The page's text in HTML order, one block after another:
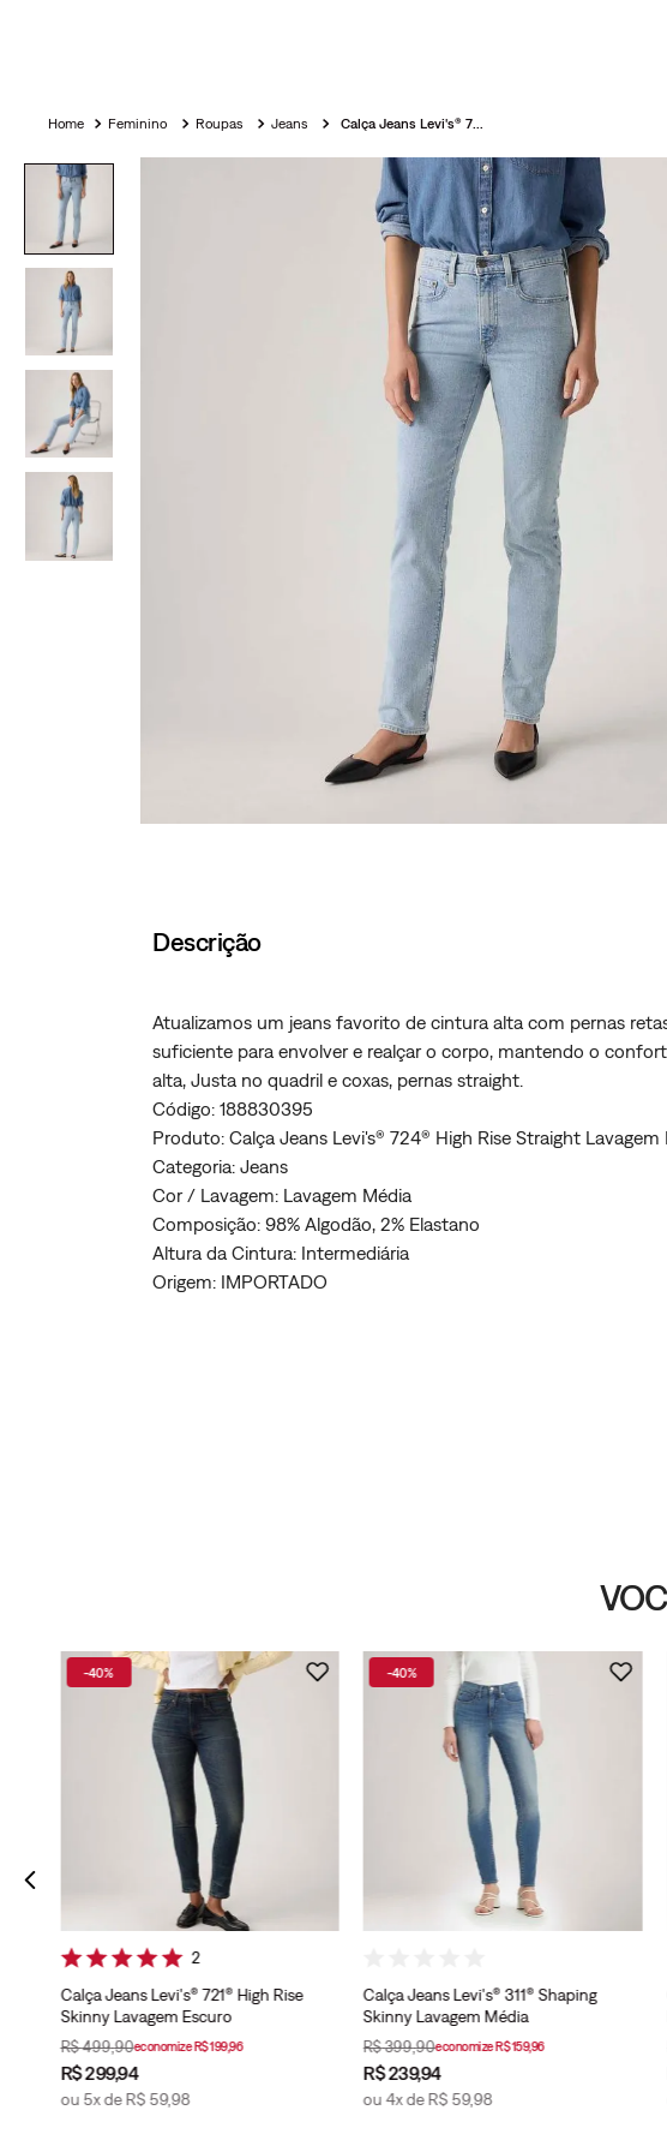
Feminino Roupas Jeans Calça Jeans Levi's® 724® High Rise Straight Lavagem Clara
Descrição
Atualizamos um jeans favorito de cintura alta com pernas
suficiente para envolver e realçar o corpo, mantendo o
alta, Justa no quadril e coxas, pernas straight.
Código: 188830395
Produto: Calça Jeans Levi's® 724® High Rise Straight Lavagem
Categoria: Jeans
Cor / Lavagem: Lavagem Média
Composição: 98% Algodão, 2% Elastano
Altura da Cintura: Intermediária
Origem: IMPORTADO
-40%
2
Calça Jeans Levi's® 721® High Rise
Skinny Lavagem Escuro
R$ 499,90economizeR$199,96
R$299,94
ou 5x deR$ 59,98
-40%
Calça Jeans Levi's® 311® Shaping
Skinny Lavagem Média
R$ 399,90economizeR$159,96
R$239,94
ou4x deR$ 59,98